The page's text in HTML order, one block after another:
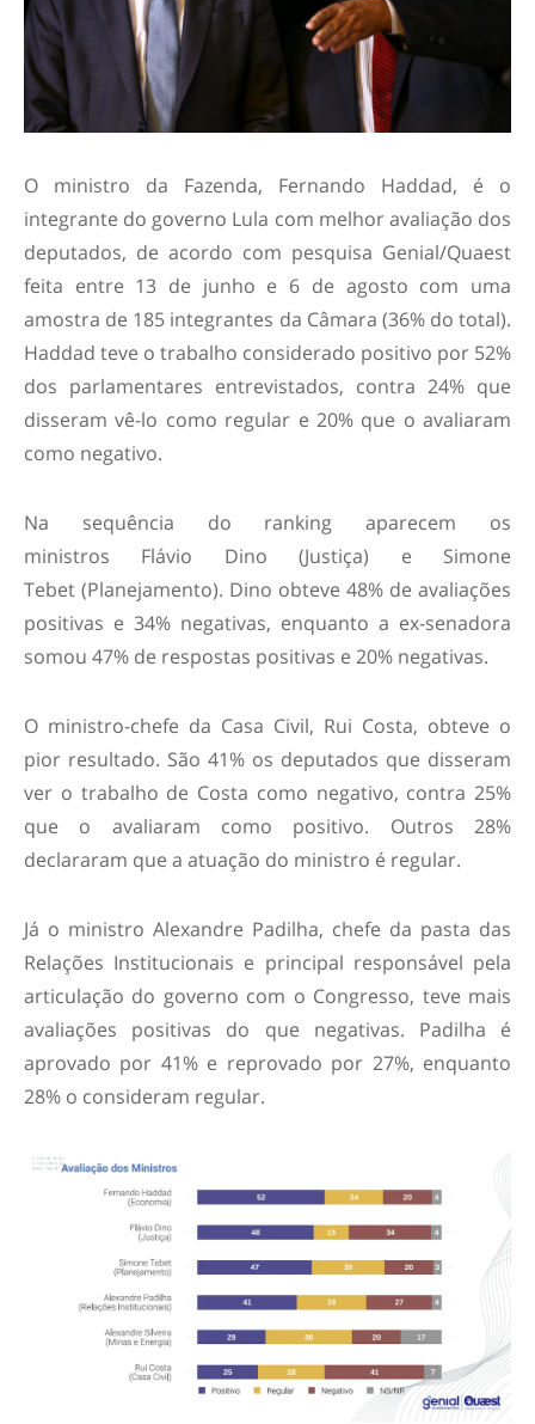
O ministro da Fazenda, Fernando Haddad, é o
integrante do governo Lula com melhor avaliação dos
deputados, de acordo com pesquisa Genial/Quaest
feita entre 13 de junho e 6 de agosto com uma
amostra de 185 integrantes da Câmara (36% do total).
Haddad teve o trabalho considerado positivo por 52%
dos parlamentares entrevistados, contra 24% que
disseram vê-lo como regular e 20% que o avaliaram
como negativo.
Na sequência do ranking aparecem os
ministros Flávio Dino (Justiça) e Simone
Tebet (Planejamento). Dino obteve 48% de avaliações
positivas e 34% negativas, enquanto a ex-senadora
somou 47% de respostas positivas e 20% negativas.
O ministro-chefe da Casa Civil, Rui Costa, obteve o
pior resultado. São 41% os deputados que disseram
ver o trabalho de Costa como negativo, contra 25%
que o avaliaram como positivo. Outros 28%
declararam que a atuação do ministro é regular.
Já o ministro Alexandre Padilha, chefe da pasta das
Relações Institucionais e principal responsável pela
articulação do governo com o Congresso, teve mais
avaliações positivas do que negativas. Padilha é
aprovado por 41% e reprovado por 27%, enquanto
28% o consideram regular.